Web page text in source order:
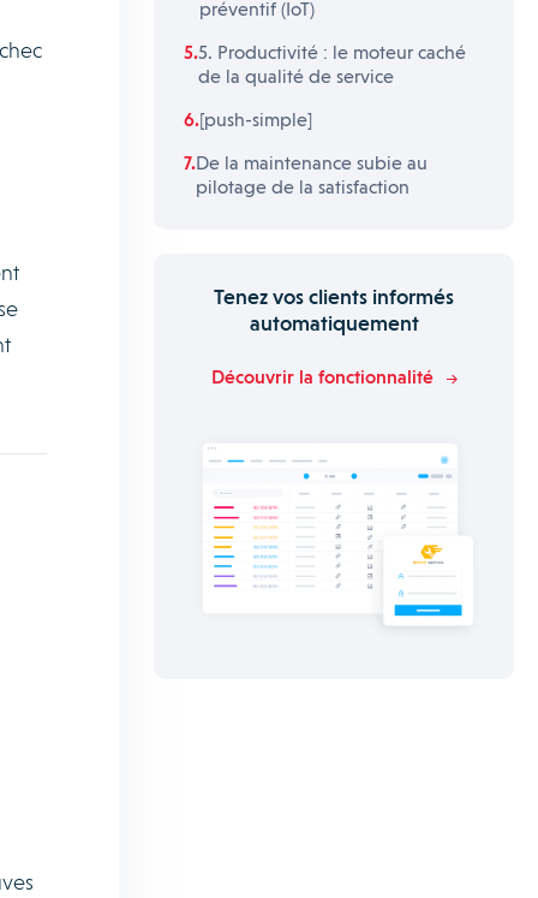
préventif (IoT)
5. Productivité : le moteur caché
de la qualité de service
[push-simple]
De la maintenance subie au
pilotage de la satisfaction
Tenez vos clients informés
automatiquement
Découvrir la fonctionnalité